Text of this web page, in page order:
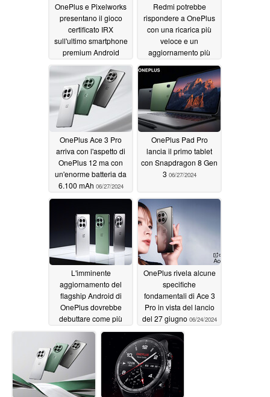
OnePlus e Pixelworks
presentano il gioco
certificato IRX
sull'ultimo smartphone
premium Android
06/30/2024
Redmi potrebbe
rispondere a OnePlus
con una ricarica più
veloce e un
aggiornamento più
robusto del flagship
06/28/2024
OnePlus Ace 3 Pro
arriva con l'aspetto di
OnePlus 12 ma con
un'enorme batteria da
6.100 mAh 06/27/2024
OnePlus Pad Pro
lancia il primo tablet
con Snapdragon 8 Gen
3 06/27/2024
L'imminente
aggiornamento del
flagship Android di
OnePlus dovrebbe
debuttare come più
premium e più
resistente rispetto al
predecessore
06/26/2024
OnePlus rivela alcune
specifiche
fondamentali di Ace 3
Pro in vista del lancio
del 27 giugno 06/24/2024